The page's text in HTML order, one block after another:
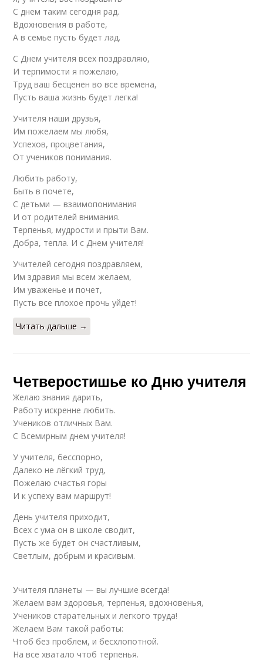
С днем таким сегодня рад.
Вдохновения в работе,
А в семье пусть будет лад.
С Днем учителя всех поздравляю,
И терпимости я пожелаю,
Труд ваш бесценен во все времена,
Пусть ваша жизнь будет легка!
Учителя наши друзья,
Им пожелаем мы любя,
Успехов, процветания,
От учеников понимания.
Любить работу,
Быть в почете,
С детьми — взаимопонимания
И от родителей внимания.
Терпенья, мудрости и прыти Вам.
Добра, тепла. И с Днем учителя!
Учителей сегодня поздравляем,
Им здравия мы всем желаем,
Им уваженье и почет,
Пусть все плохое прочь уйдет!
Читать дальше →
Четверостишье ко Дню учителя
Желаю знания дарить,
Работу искренне любить.
Учеников отличных Вам.
С Всемирным днем учителя!
У учителя, бесспорно,
Далеко не лёгкий труд,
Пожелаю счастья горы
И к успеху вам маршрут!
День учителя приходит,
Всех с ума он в школе сводит,
Пусть же будет он счастливым,
Светлым, добрым и красивым.
Учителя планеты — вы лучшие всегда!
Желаем вам здоровья, терпенья, вдохновенья,
Учеников старательных и легкого труда!
Желаем Вам такой работы:
Чтоб без проблем, и бесхлопотной.
На все хватало чтоб терпенья.